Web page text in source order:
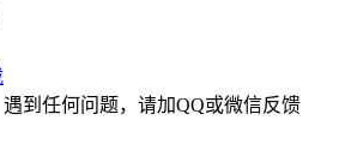
到任何问题，请加QQ或微信反馈